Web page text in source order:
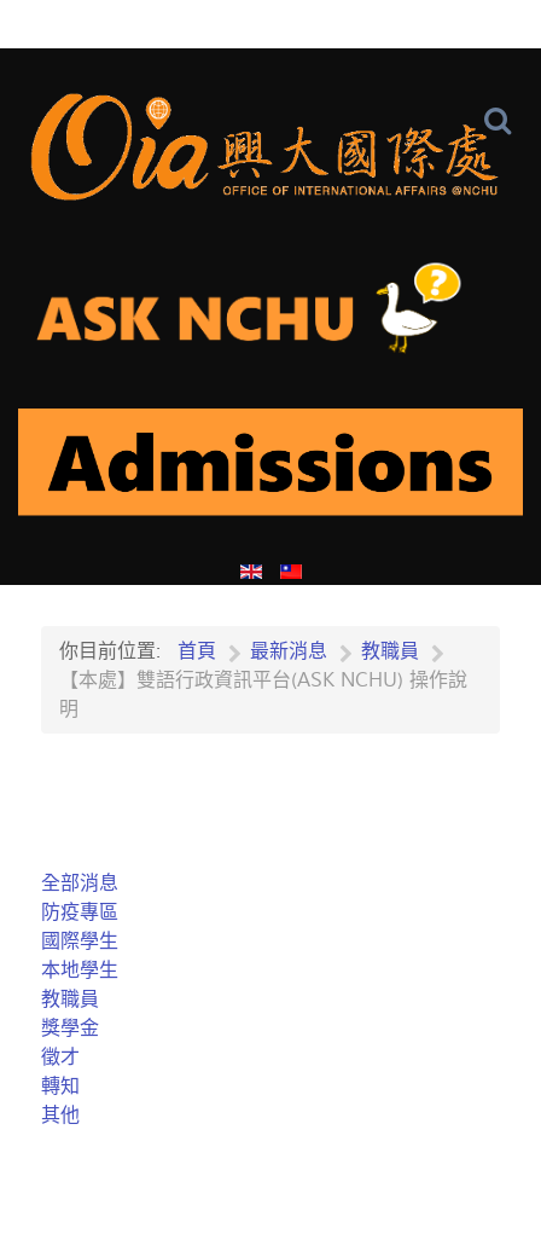
你目前位置: 首頁 最新消息
教職員
【本處】雙語行政資訊平台(ASK NCHU) 操作說
明
全部消息
防疫專區
國際學生
本地學生
教職員
獎學金
徵才
轉知
其他